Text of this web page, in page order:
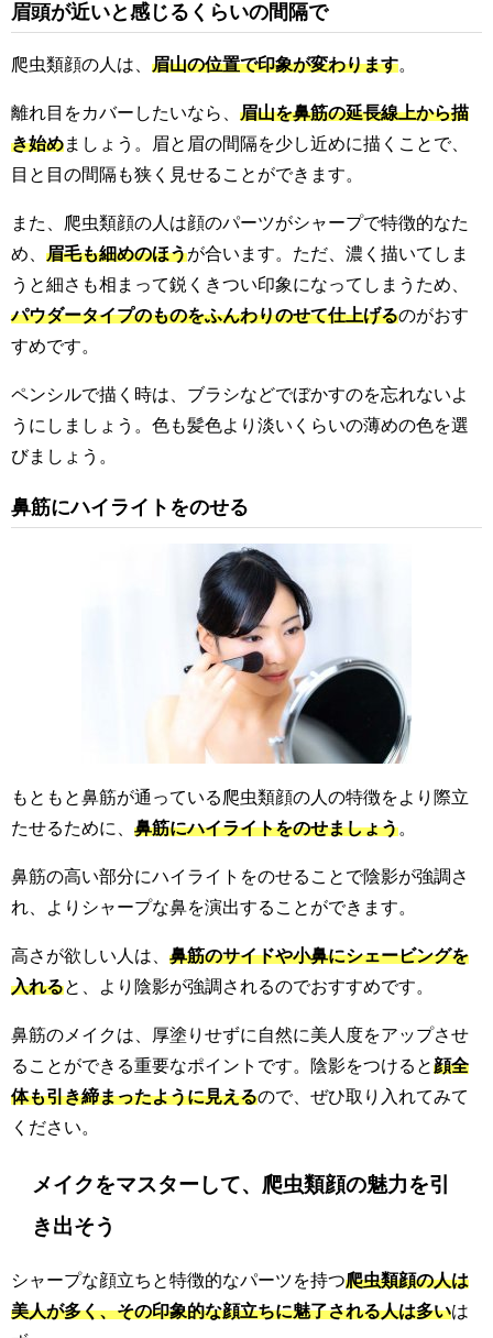
眉頭が近いと感じるくらいの間隔で
爬虫類顔の人は、 眉山の位置で印象が変わります
離れ目をカバーしたいなら、 眉山を鼻筋の延長線上から描
き始めましょう。眉と眉の間隔を少し近めに描くことで、
目と目の間隔も狭く見せることができます。
また、爬虫類顔の人は顔のパーツがシャープで特徴的なた
め、 眉毛も細めのほうが合います。ただ、濃く描いてしま
うと細さも相まって鋭くきつい印象になってしまうため、
パウダータイプのものをふんわりのせて仕上げるのがおす
すめです。
ペンシルで描く時は、ブラシなどでぼかすのを忘れないよ
うにしましょう。色も髪色より淡いくらいの薄めの色を選
びましょう。
鼻筋にハイライトをのせる
もともと鼻筋が通っている爬虫類顔の人の特徴をより際立
たせるために、 鼻筋にハイライトをのせましょう
鼻筋の高い部分にハイライトをのせることで陰影が強調さ
れ、よりシャープな鼻を演出することができます。
高さが欲しい人は、 鼻筋のサイドや小鼻にシェービングを
入れると、より陰影が強調されるのでおすすめです。
鼻筋のメイクは、厚塗りせずに自然に美人度をアップさせ
ることができる重要なポイントです。陰影をつけると顔全
体も引き締まったように見えるので、ぜひ取り入れてみて
ください。
メイクをマスターして、爬虫類顔の魅力を引
き出そう
シャープな顔立ちと特徴的なパーツを持つ爬虫類顔の人は
美人が多く、その印象的な顔立ちに魅了される人は多いは